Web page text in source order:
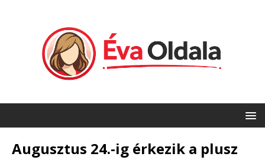
Augusztus 24.-ig érkezik a plusz